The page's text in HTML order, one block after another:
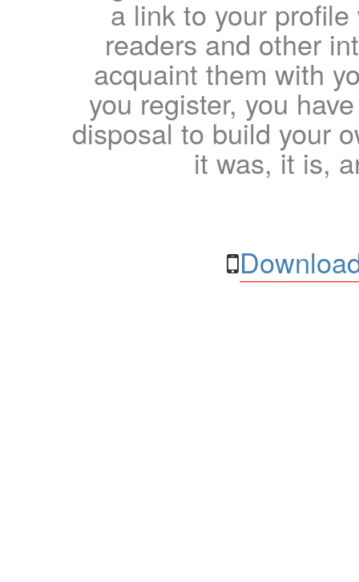
a link to your
readers and other
acquaint them with
you register, you
disposal to build your
it was, it is,